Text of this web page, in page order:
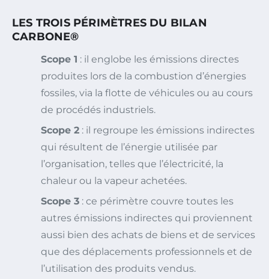
LES TROIS PÉRIMÈTRES DU BILAN
CARBONE®
Scope 1 : il englobe les émissions directes
produites lors de la combustion d’énergies
fossiles, via la flotte de véhicules ou au cours
de procédés industriels.
Scope 2 : il regroupe les émissions indirectes
qui résultent de l’énergie utilisée par
l’organisation, telles que l’électricité, la
chaleur ou la vapeur achetées.
Scope 3 : ce périmètre couvre toutes les
autres émissions indirectes qui proviennent
aussi bien des achats de biens et de services
que des déplacements professionnels et de
l’utilisation des produits vendus.